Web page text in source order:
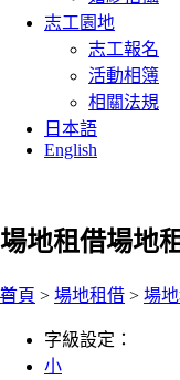
志工園地
志工報名
活動相簿
相關法規
日本語
English
場地租借場地
:::
首頁 > 場地租借 > 場
字級設定：
小